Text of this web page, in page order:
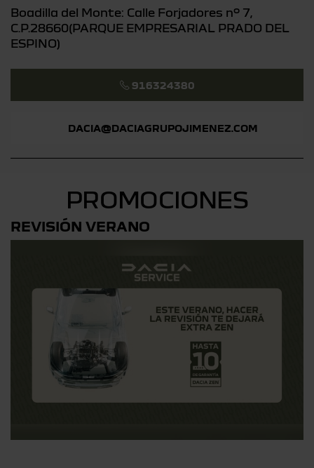
Boadilla del Monte: Calle Forjadores nº 7,
C.P.28660(PARQUE EMPRESARIAL PRADO DEL
ESPINO)
916324380
DACIA@DACIAGRUPOJIMENEZ.COM
PROMOCIONES
REVISIÓN VERANO